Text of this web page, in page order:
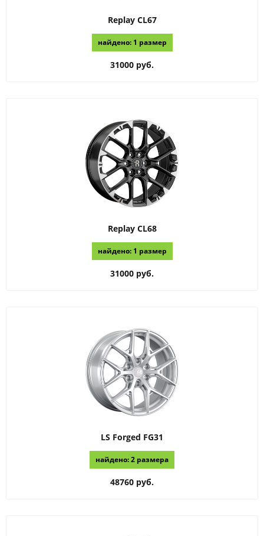
Replay CL67
найдено: 1 размер
31000 руб.
Replay CL68
найдено: 1 размер
31000 руб.
LS Forged FG31
найдено: 2 размера
48760 руб.